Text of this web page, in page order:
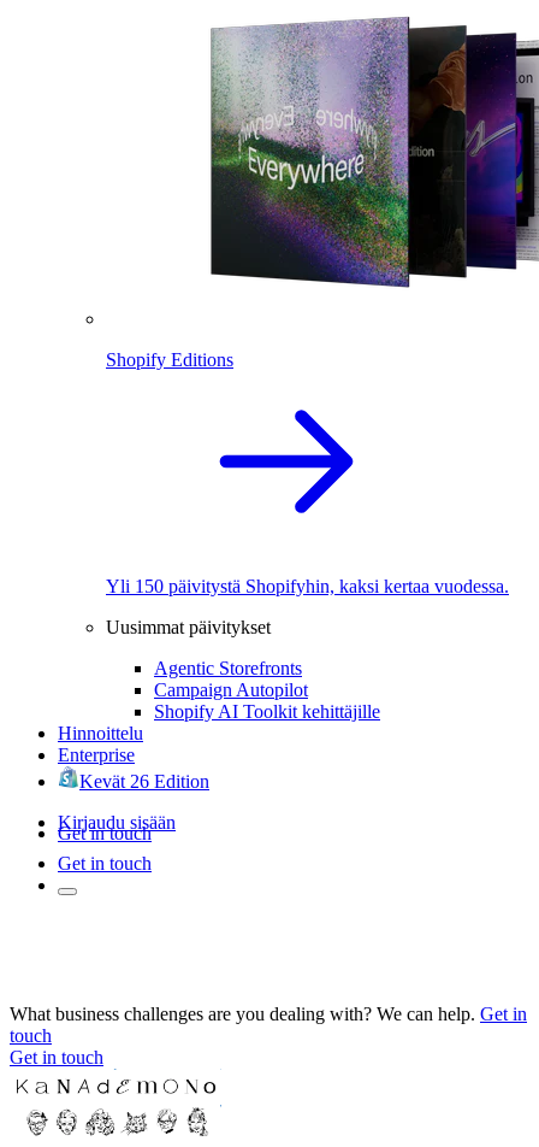
Shopify Editions
Yli 150 päivitystä Shopifyhin, kaksi kertaa vuodessa.
Uusimmat päivitykset
Agentic Storefronts
Campaign Autopilot
Shopify AI Toolkit kehittäjille
Hinnoittelu
Enterprise
Kevät 26 Edition
Kirjaudu sisään
Get in touch
Get in touch
What business challenges are you dealing with? We can help. Get in
touch
Get in touch